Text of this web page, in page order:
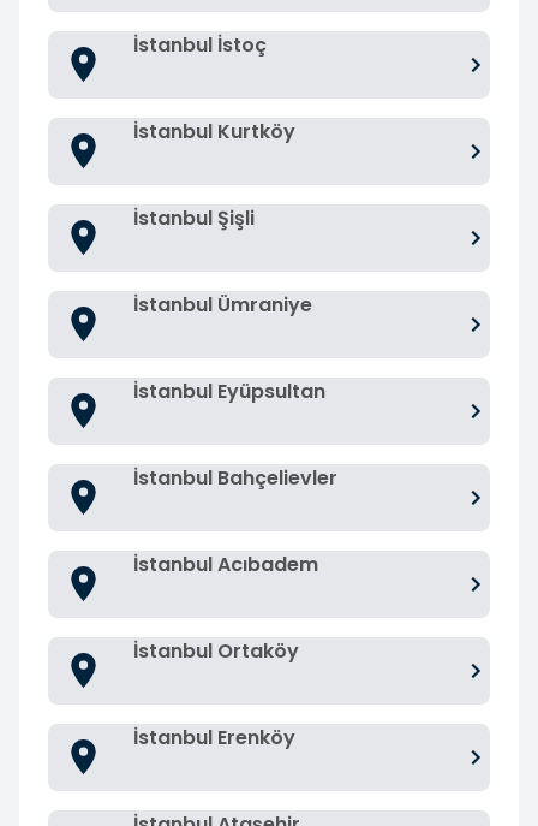
İstanbul İstoç
İstanbul Kurtköy
İstanbul Şişli
İstanbul Ümraniye
İstanbul Eyüpsultan
İstanbul Bahçelievler
İstanbul Acıbadem
İstanbul Ortaköy
İstanbul Erenköy